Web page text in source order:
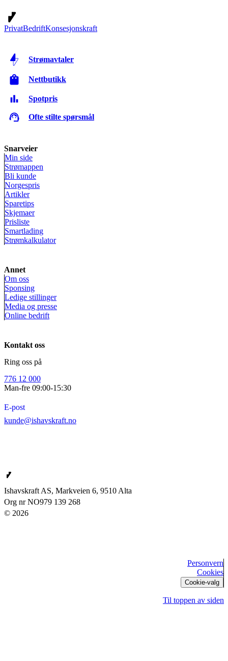
PrivatBedriftKonsesjonskraft
Strømavtaler
Nettbutikk
Spotpris
Ofte stilte spørsmål
Snarveier
Min side
Strømappen
Bli kunde
Norgespris
Artikler
Sparetips
Skjemaer
Prisliste
Smartlading
Strømkalkulator
Annet
Om oss
Sponsing
Ledige stillinger
Media og presse
Online bedrift
Kontakt oss
Ring oss på
776 12 000
Man-fre 09:00-15:30
E-post
kunde@ishavskraft.no
Ishavskraft AS
Ishavskraft AS, Markveien 6, 9510 Alta
Org nr NO979 139 268
© 2026
Personvern
Cookies
Cookie-valg
Til toppen av siden